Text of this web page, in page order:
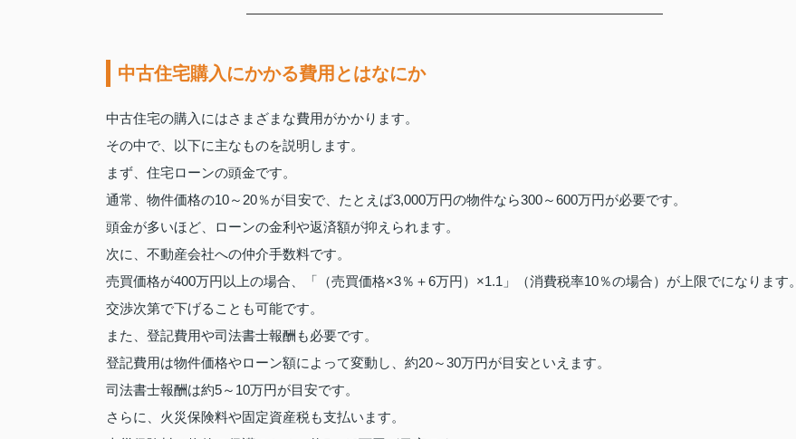
中古住宅購入にかかる費用とはなにか
中古住宅の購入にはさまざまな費用がかかります。
その中で、以下に主なものを説明します。
まず、住宅ローンの頭金です。
通常、物件価格の10～20％が目安で、たとえば3,000万円の物件なら300～600万円が必要です。
頭金が多いほど、ローンの金利や返済額が抑えられます。
次に、不動産会社への仲介手数料です。
売買価格が400万円以上の場合、「（売買価格×3％＋6万円）×1.1」（消費税率10％の場合）が上限でになります。
交渉次第で下げることも可能です。
また、登記費用や司法書士報酬も必要です。
登記費用は物件価格やローン額によって変動し、約20～30万円が目安といえます。
司法書士報酬は約5～10万円が目安です。
さらに、火災保険料や固定資産税も支払います。